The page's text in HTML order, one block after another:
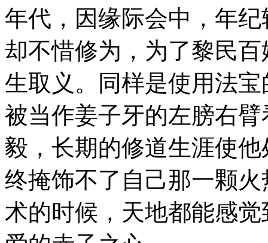
年代，因缘际会中，年
却不惜修为，为了黎民
生取义。同样是使用法
被当作姜子牙的左膀右
毅，长期的修道生涯使
终掩饰不了自己那一颗
术的时候，天地都能感